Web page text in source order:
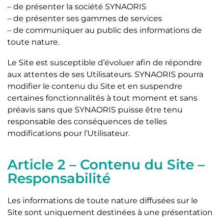
– de présenter la société SYNAORIS
– de présenter ses gammes de services
– de communiquer au public des informations de
toute nature.
Le Site est susceptible d’évoluer afin de répondre
aux attentes de ses Utilisateurs. SYNAORIS pourra
modifier le contenu du Site et en suspendre
certaines fonctionnalités à tout moment et sans
préavis sans que SYNAORIS puisse être tenu
responsable des conséquences de telles
modifications pour l’Utilisateur.
Article 2 – Contenu du Site –
Responsabilité
Les informations de toute nature diffusées sur le
Site sont uniquement destinées à une présentation